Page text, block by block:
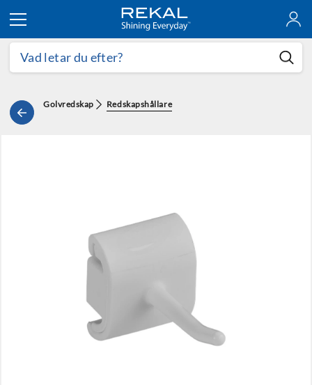
Hoppa till innehållet
Golvredskap Redskapshållare